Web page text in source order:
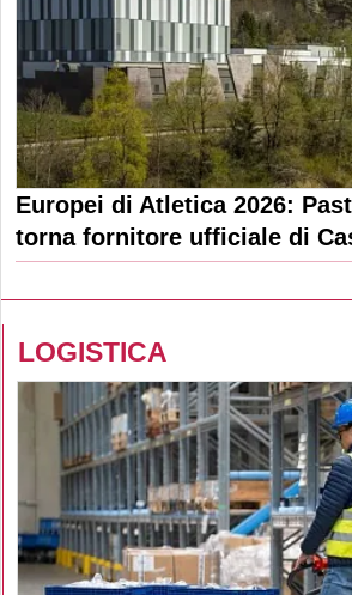
Europei di Atletica 2026:
torna fornitore ufficiale di
LOGISTICA